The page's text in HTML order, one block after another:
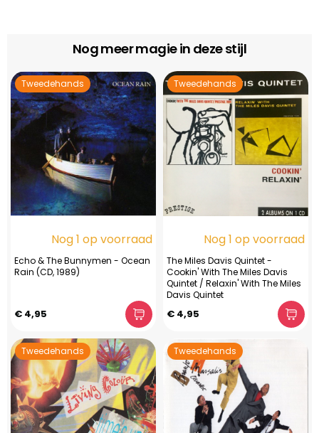
Nog meer magie in deze stijl
Tweedehands
Nog 1 op voorraad
Echo & The Bunnymen - Ocean
Rain (CD, 1989)
€ 4,95
Tweedehands
Nog 1 op voorraad
The Miles Davis Quintet -
Cookin' With The Miles Davis
Quintet / Relaxin' With The Miles
Davis Quintet
€ 4,95
Tweedehands Tweedehands